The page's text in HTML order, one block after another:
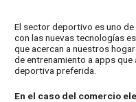
El sector deportivo es uno
con las nuevas tecnologías
que acercan a nuestros
de entrenamiento a apps
deportiva preferida.
En el caso del comercio